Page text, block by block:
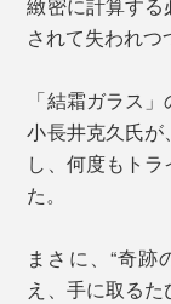
されて失われ
「結霜ガラス
小長井克久氏
し、何度もト
た。
まさに、“奇跡
え、手に取る